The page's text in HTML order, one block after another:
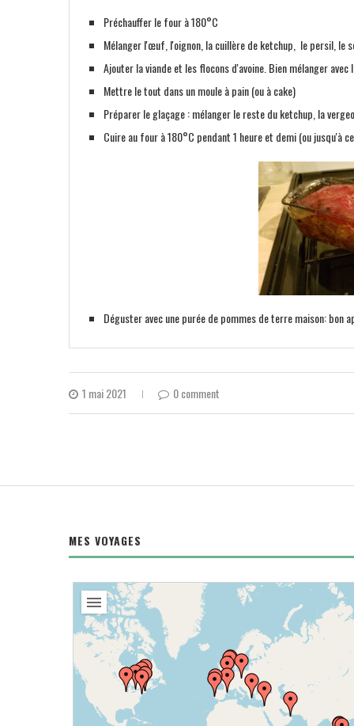
Préchauffer le four à 180°C
Mélanger l'œuf, l'oignon, la cuillère de ketchup, le persil, le
Ajouter la viande et les flocons d'avoine. Bien mélanger
Mettre le tout dans un moule à pain (ou à cake)
Préparer le glaçage : mélanger le reste du ketchup, la
Cuire au four à 180°C pendant 1 heure et demi (ou jusqu'à
Déguster avec une purée de pommes de terre maison: bon
1 mai 2021 0 comment
MES VOYAGES